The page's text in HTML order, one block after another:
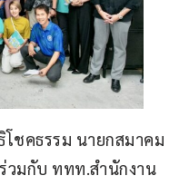
โชคธรรม นายกสมาคม
วมกับ ททท.สำนักงาน